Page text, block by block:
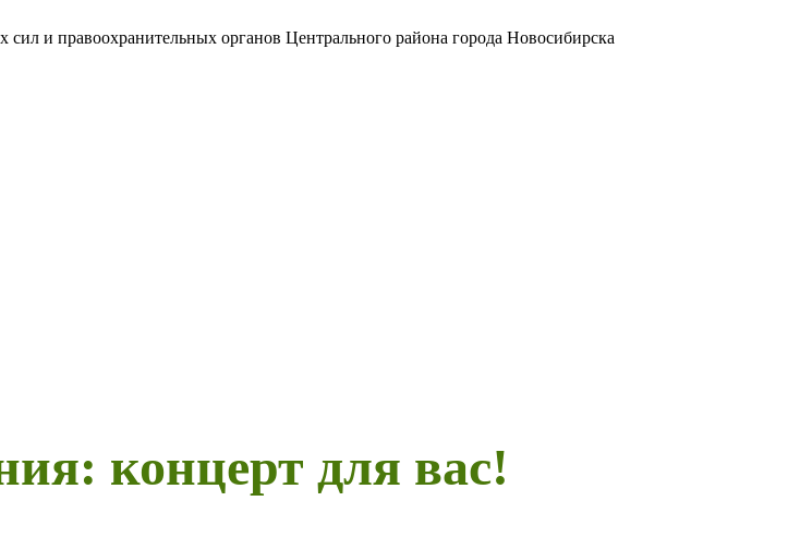
и правоохранительных органов Центрального района города Новосибирска
концерт для вас!